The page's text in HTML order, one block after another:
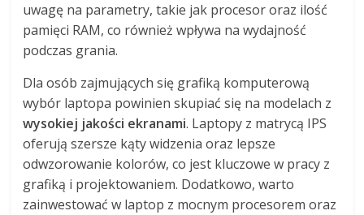
uwagę na parametry, takie jak procesor oraz ilość
pamięci RAM, co również wpływa na wydajność
podczas grania.
Dla osób zajmujących się grafiką komputerową
wybór laptopa powinien skupiać się na modelach z
wysokiej jakości ekranami. Laptopy z matrycą IPS
oferują szersze kąty widzenia oraz lepsze
odwzorowanie kolorów, co jest kluczowe w pracy z
grafiką i projektowaniem. Dodatkowo, warto
zainwestować w laptop z mocnym procesorem oraz